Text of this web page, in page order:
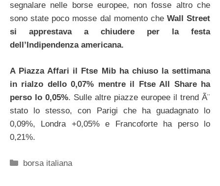
segnalare nelle borse europee, non fosse altro che
sono state poco mosse dal momento che Wall Street
si apprestava a chiudere per la festa
dell’Indipendenza americana.
A Piazza Affari il Ftse Mib ha chiuso la settimana
in rialzo dello 0,07% mentre il Ftse All Share ha
perso lo 0,05%. Sulle altre piazze europee il trend Ã¨
stato lo stesso, con Parigi che ha guadagnato lo
0,09%, Londra +0,05% e Francoforte ha perso lo
0,21%.
Categorie
borsa italiana